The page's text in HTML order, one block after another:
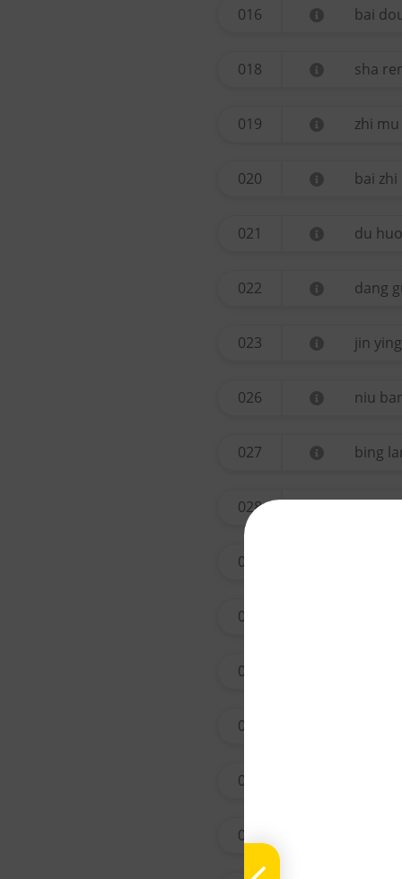
016 bai
018 sha
019 zhi mu
020 bai zhi
021 du huo
022 dang
023 jin
026 niu
027 bing
028
029
031
033
034
037
038